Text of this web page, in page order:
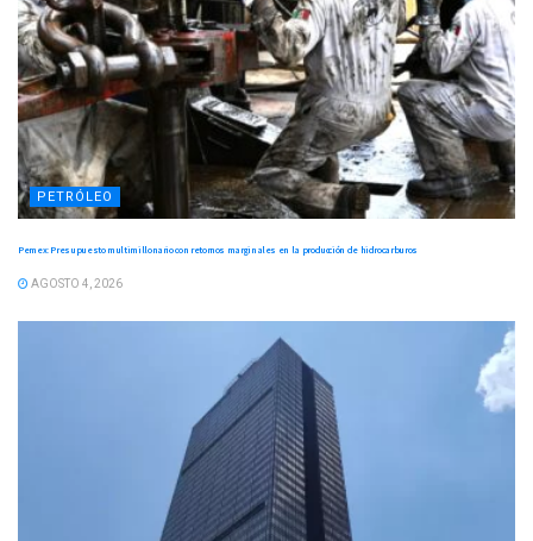
PETRÓLEO
Pemex: Presupuesto multimillonario con retornos marginales en la producción de hidrocarburos
AGOSTO 4, 2026